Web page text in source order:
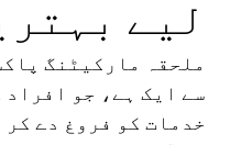
لیے
ملحقہ مارکیٹنگ
سے ایک ہے، جو
خدمات کو فروغ دے